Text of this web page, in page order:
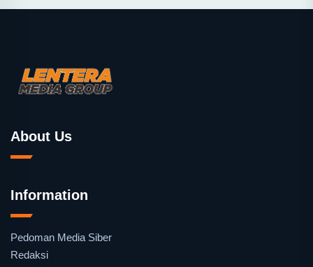
About Us
Information
Pedoman Media Siber
Redaksi